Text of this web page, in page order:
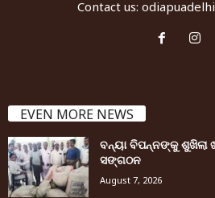
Contact us:
EVEN MORE NEWS
ବନ୍ୟା ବିପନ୍ନଙ୍କୁ ଶୁଖିଲା
ସଙ୍ଗଠନ
August 7, 2026